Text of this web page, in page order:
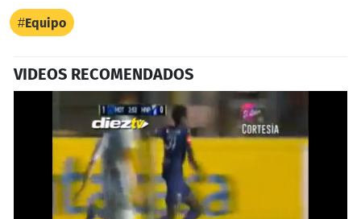
Equipo
VIDEOS RECOMENDADOS